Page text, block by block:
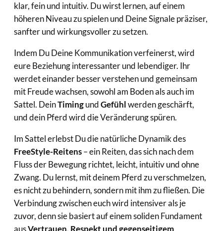
klar, fein und intuitiv. Du wirst lernen, auf einem
höheren Niveau zu spielen und Deine Signale präziser,
sanfter und wirkungsvoller zu setzen.
Indem Du Deine Kommunikation verfeinerst, wird
eure Beziehung interessanter und lebendiger. Ihr
werdet einander besser verstehen und gemeinsam
mit Freude wachsen, sowohl am Boden als auch im
Sattel. DeinTimingundGefühlwerden geschärft,
und dein Pferd wird die Veränderung spüren.
Im Sattel erlebst Du die natürliche Dynamik des
FreeStyle-Reitens– ein Reiten, das sich nach dem
Fluss der Bewegung richtet, leicht, intuitiv und ohne
Zwang. Du lernst, mit deinem Pferd zu verschmelzen,
es nicht zu behindern, sondern mit ihm zu fließen. Die
Verbindung zwischen euch wird intensiver als je
zuvor, denn sie basiert auf einem soliden Fundament
ausVertrauen, Respekt und gegenseitigem